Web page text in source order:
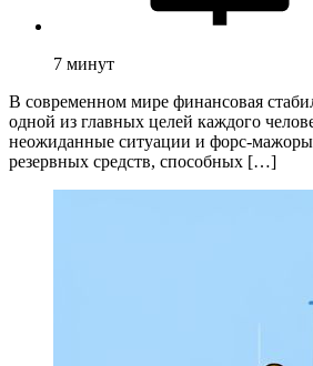
7 минут
В современном мире финансовая
одной из главных целей каждого
неожиданные ситуации и форс-
резервных средств, способных […]